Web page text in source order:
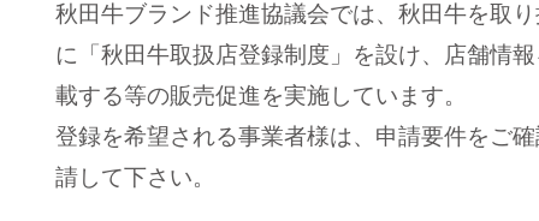
秋田牛ブランド推進協議会では、秋田牛を取
に「秋田牛取扱店登録制度」を設け、店舗情
載する等の販売促進を実施しています。
登録を希望される事業者様は、申請要件をご
請して下さい。